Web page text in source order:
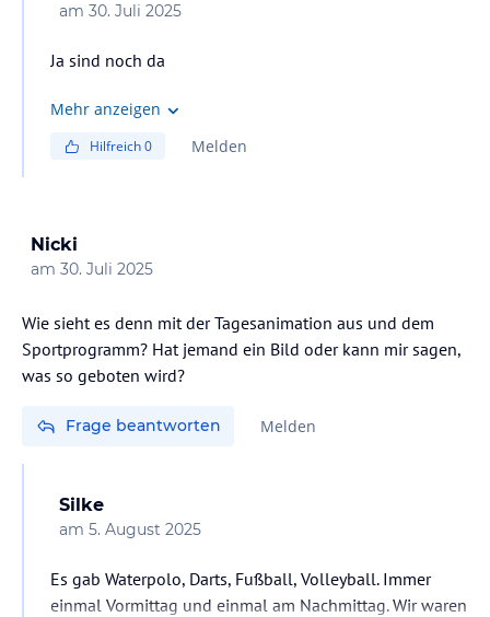
am 30. Juli 2025
Ja sind noch da
Mehr anzeigen
Hilfreich0 Melden
Nicki
am 30. Juli 2025
Wie sieht es denn mit der Tagesanimation aus und dem
Sportprogramm? Hat jemand ein Bild oder kann mir sagen,
was so geboten wird?
Frage beantworten Melden
Silke
am 5. August 2025
Es gab Waterpolo, Darts, Fußball, Volleyball. Immer
einmal Vormittag und einmal am Nachmittag. Wir waren